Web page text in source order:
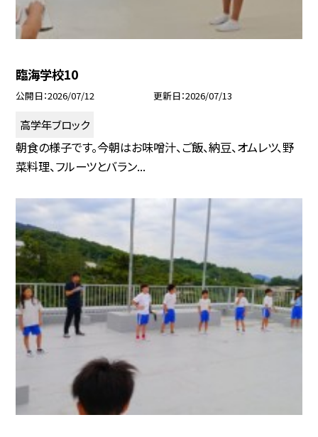
臨海学校10
公開日 2026/07/12 更新日 2026/07/13
高学年ブロック
朝食の様子です。今朝はお味噌汁、ご飯、納豆、オムレツ、野
菜料理、フルーツとバラン...